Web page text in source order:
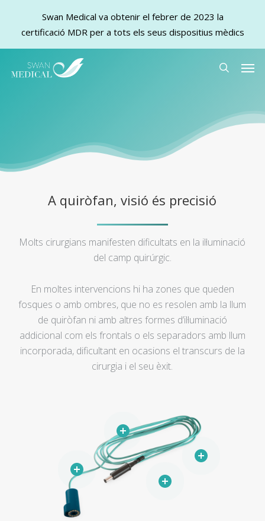
search
A quiròfan, visió és precisió
Molts cirurgians manifesten dificultats en la il·luminació
del camp quirúrgic.
En moltes intervencions hi ha zones que queden
fosques o amb ombres, que no es resolen amb la llum
de quiròfan ni amb altres formes d’il·luminació
addicional com els frontals o els separadors amb llum
incorporada, dificultant en ocasions el transcurs de la
cirurgia i el seu èxit.
Swan Medical va obtenir el febrer de 2023 la
certificació MDR per a tots els seus dispositius mèdics